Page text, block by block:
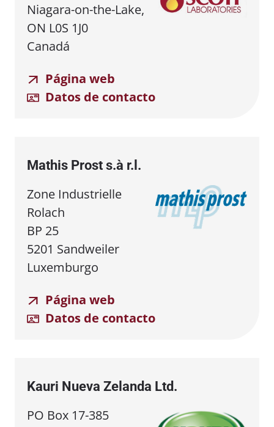
Niagara-on-the-Lake,
ON L0S 1J0
Canadá
Página web
Datos de contacto
Mathis Prost s.à r.l.
Zone Industrielle
Rolach
BP 25
5201 Sandweiler
Luxemburgo
Página web
Datos de contacto
Kauri Nueva Zelanda Ltd.
PO Box 17-385